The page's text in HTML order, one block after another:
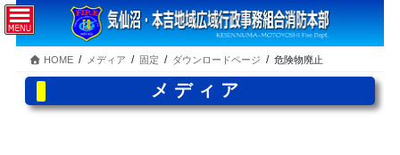
コ
ン
テ
ツ
へ
ナ
ビ
ゲ
シ
ョ
HOME メディア 固定 ダウンロードページ 危険物廃止
メディア